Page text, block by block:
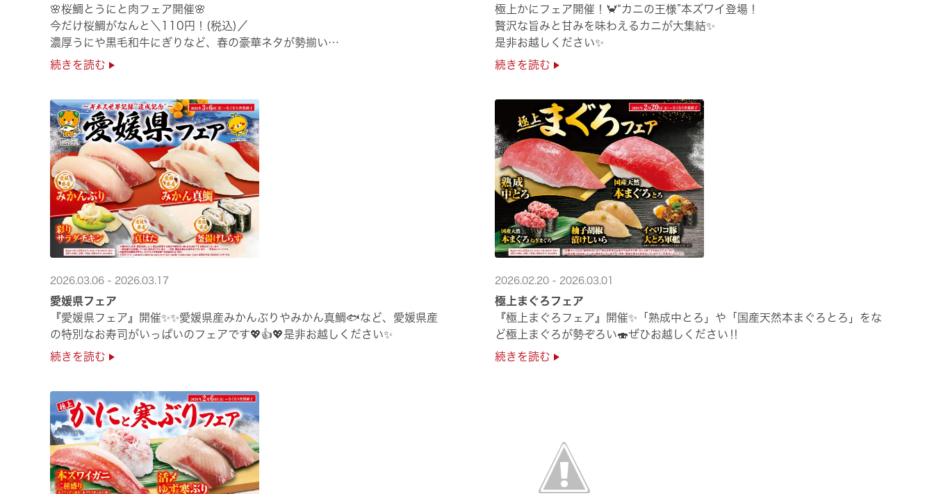
🌸桜鯛とうにと肉フェア開催🌸
今だけ桜鯛がなんと＼110円！(税込)／
濃厚うにや黒毛和牛にぎりなど、春の豪華ネタが勢揃い
是非お越しください✨
続きを読む
極上かにフェア開催！🦀“カニの王様”本ズワイ登場！
贅沢な旨みと甘みを味わえるカニが大集結✨
是非お越しください✨
続きを読む
2026.03.06 - 2026.03.17
愛媛県フェア
『愛媛県フェア』開催✨✨愛媛県産みかんぶりやみかん真鯛🐟など、愛媛県産
の特別なお寿司がいっぱいのフェアです💖👍💖是非お越しください✨
続きを読む
2026.02.20 - 2026.03.01
極上まぐろフェア
『極上まぐろフェア』開催✨「熟成中とろ」や「国産天然本まぐろとろ」をな
ど極上まぐろが勢ぞろい🍣ぜひお越しください‼
続きを読む